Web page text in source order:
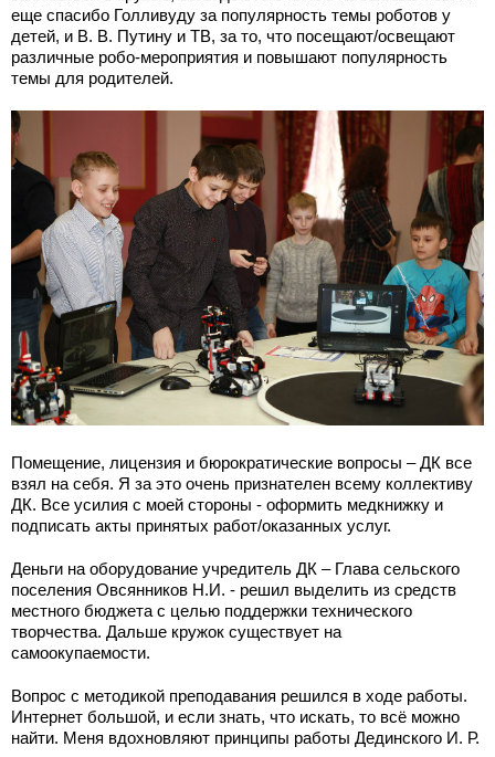
еще спасибо Голливуду за популярность темы роботов у
детей, и В. В. Путину и ТВ, за то, что посещают/освещают
различные робо-мероприятия и повышают популярность
темы для родителей.
Помещение, лицензия и бюрократические вопросы – ДК все
взял на себя. Я за это очень признателен всему коллективу
ДК. Все усилия с моей стороны - оформить медкнижку и
подписать акты принятых работ/оказанных услуг.
Деньги на оборудование учредитель ДК – Глава сельского
поселения Овсянников Н.И. - решил выделить из средств
местного бюджета с целью поддержки технического
творчества. Дальше кружок существует на
самоокупаемости.
Вопрос с методикой преподавания решился в ходе работы.
Интернет большой, и если знать, что искать, то всё можно
найти. Меня вдохновляют принципы работы Дединского И. Р.